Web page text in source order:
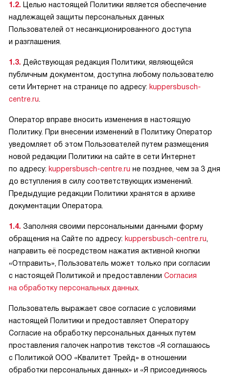
1.2. Целью настоящей Политики является обеспечение
надлежащей защиты персональных данных
Пользователей от несанкционированного доступа
и разглашения.
1.3. Действующая редакция Политики, являющейся
публичным документом, доступна любому пользователю
сети Интернет на странице по адресу: kuppersbusch-
centre.ru
Оператор вправе вносить изменения в настоящую
Политику. При внесении изменений в Политику Оператор
уведомляет об этом Пользователей путем размещения
новой редакции Политики на сайте в сети Интернет
по адресу: kuppersbusch-centre.ru не позднее, чем за 3 дня
до вступления в силу соответствующих изменений.
Предыдущие редакции Политики хранятся в архиве
документации Оператора.
1.4. Заполняя своими персональными данными форму
обращения на Сайте по адресу: kuppersbusch-centre.ru
направить её посредством нажатия активной кнопки
«Отправить», Пользователь может только при согласии
с настоящей Политикой и предоставлении Согласия
на обработку персональных данных
Пользователь выражает свое согласие с условиями
настоящей Политики и предоставляет Оператору
Согласие на обработку персональных данных путем
проставления галочек напротив текстов «Я соглашаюсь
с Политикой ООО «Квалитет Трейд» в отношении
обработки персональных данных» и «Я присоединяюсь